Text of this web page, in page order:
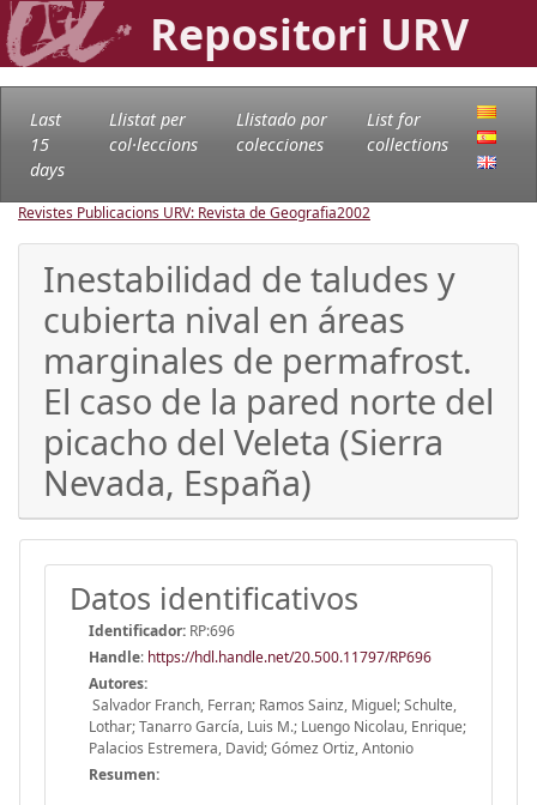
Repositori URV
Last
15
days
Llistat per
col·leccions
Llistado por
colecciones
List for
collections
Revistes Publicacions URV: Revista de Geografia2002
Inestabilidad de taludes y
cubierta nival en áreas
marginales de permafrost.
El caso de la pared norte del
picacho del Veleta (Sierra
Nevada, España)
Datos identificativos
Identificador: RP:696
Handle: https://hdl.handle.net/20.500.11797/RP696
Autores:
Salvador Franch, Ferran; Ramos Sainz, Miguel; Schulte,
Lothar; Tanarro García, Luis M.; Luengo Nicolau, Enrique;
Palacios Estremera, David; Gómez Ortiz, Antonio
Resumen: